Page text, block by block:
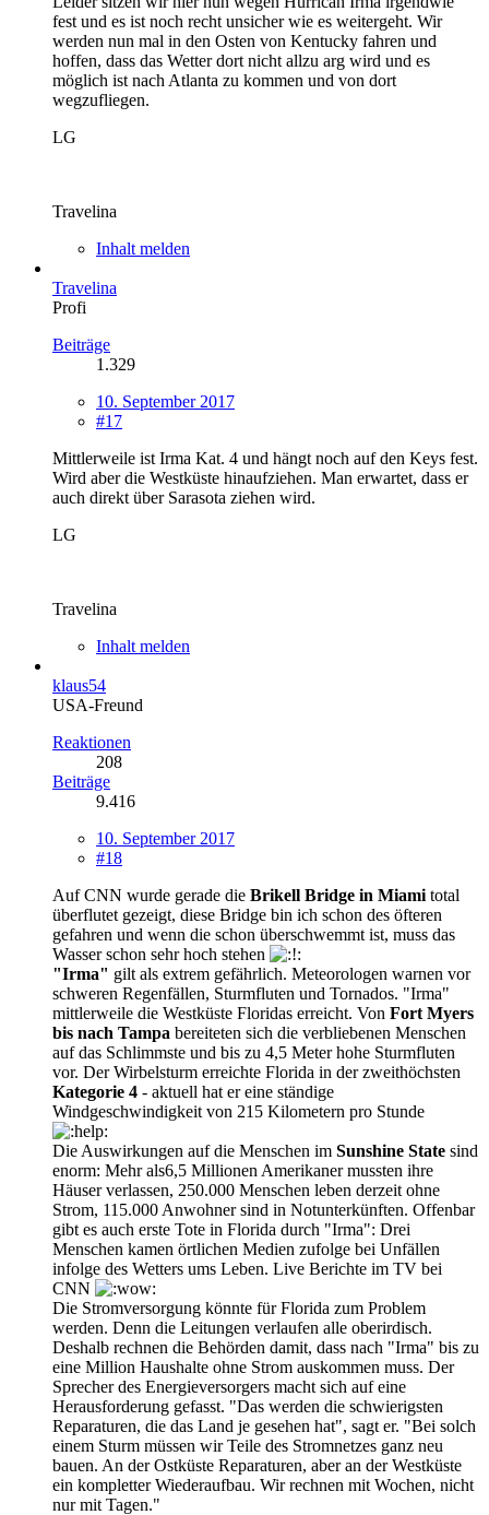
fest und es ist noch recht unsicher wie es weitergeht. Wir
werden nun mal in den Osten von Kentucky fahren und
hoffen, dass das Wetter dort nicht allzu arg wird und es
möglich ist nach Atlanta zu kommen und von dort
wegzufliegen.
LG
Travelina
Inhalt melden
Travelina
Profi
Beiträge
1.329
10. September 2017
#17
Mittlerweile ist Irma Kat. 4 und hängt noch auf den Keys fest.
Wird aber die Westküste hinaufziehen. Man erwartet, dass er
auch direkt über Sarasota ziehen wird.
LG
Travelina
Inhalt melden
klaus54
USA-Freund
Reaktionen
208
Beiträge
9.416
10. September 2017
#18
Auf CNN wurde gerade die Brikell Bridge in Miami total
überflutet gezeigt, diese Bridge bin ich schon des öfteren
gefahren und wenn die schon überschwemmt ist, muss das
Wasser schon sehr hoch stehen
"Irma" gilt als extrem gefährlich. Meteorologen warnen vor
schweren Regenfällen, Sturmfluten und Tornados. "Irma"
mittlerweile die Westküste Floridas erreicht. Von Fort Myers
bis nach Tampa bereiteten sich die verbliebenen Menschen
auf das Schlimmste und bis zu 4,5 Meter hohe Sturmfluten
vor. Der Wirbelsturm erreichte Florida in der zweithöchsten
Kategorie 4 - aktuell hat er eine ständige
Windgeschwindigkeit von 215 Kilometern pro Stunde
Die Auswirkungen auf die Menschen im Sunshine State sind
enorm: Mehr als6,5 Millionen Amerikaner mussten ihre
Häuser verlassen, 250.000 Menschen leben derzeit ohne
Strom, 115.000 Anwohner sind in Notunterkünften. Offenbar
gibt es auch erste Tote in Florida durch "Irma": Drei
Menschen kamen örtlichen Medien zufolge bei Unfällen
infolge des Wetters ums Leben. Live Berichte im TV bei
CNN
Die Stromversorgung könnte für Florida zum Problem
werden. Denn die Leitungen verlaufen alle oberirdisch.
Deshalb rechnen die Behörden damit, dass nach "Irma" bis zu
eine Million Haushalte ohne Strom auskommen muss. Der
Sprecher des Energieversorgers macht sich auf eine
Herausforderung gefasst. "Das werden die schwierigsten
Reparaturen, die das Land je gesehen hat", sagt er. "Bei solch
einem Sturm müssen wir Teile des Stromnetzes ganz neu
bauen. An der Ostküste Reparaturen, aber an der Westküste
ein kompletter Wiederaufbau. Wir rechnen mit Wochen, nicht
nur mit Tagen."